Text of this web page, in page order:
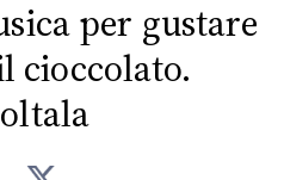
per gustare
cioccolato.